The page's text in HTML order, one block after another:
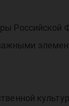
Российской